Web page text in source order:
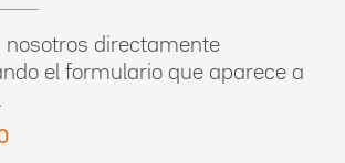
nosotros directamente
el formulario que aparece a